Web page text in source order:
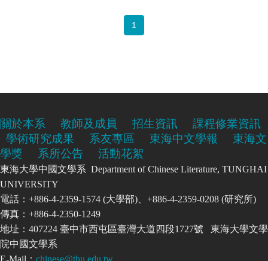
1
關於本系 教師及成員 招生資訊
課程修業資訊
學術研究成果
系友專區 東海中文學報
東海文
學獎
系所公告 活動花絮
東海大學中國文學系 Department of Chinese Literature, TUNGHAI
UNIVERSITY
電話：+886-4-2359-1574 (大學部)、+886-4-2359-0208 (研究所)
傳真：+886-4-2350-1249
地址：407224 臺中市西屯區臺灣大道四段1727號 東海大學文學
院中國文學系
E-Mail： chinese@thu.edu.tw